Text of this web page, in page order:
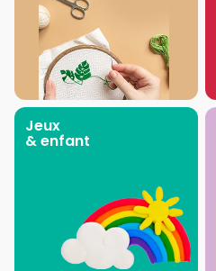
Jeux
& enfant